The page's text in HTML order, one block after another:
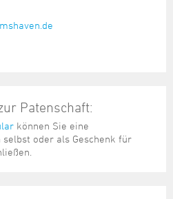
Patenschaft:
können Sie eine
oder als Geschenk für